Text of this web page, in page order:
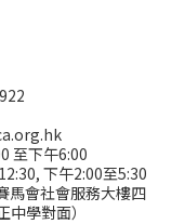
至下午6:00
下午2:00至5:30
馬會社會服務大樓四
學對面）